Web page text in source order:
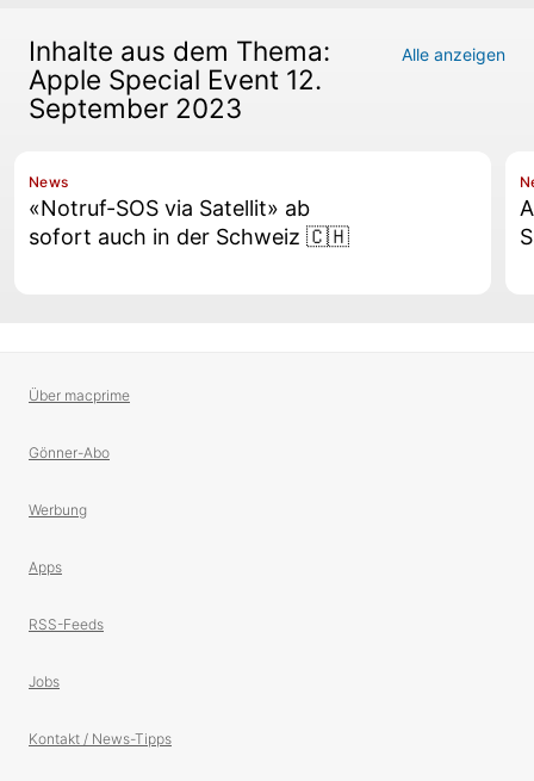
Inhalte aus dem Thema:
Apple Special Event 12.
September 2023
Alle anzeigen
News
«Notruf-SOS via Satellit» ab
sofort auch in der Schweiz 🇨🇭
Über macprime
Gönner-Abo
Werbung
Apps
RSS-Feeds
Jobs
Kontakt / News-Tipps